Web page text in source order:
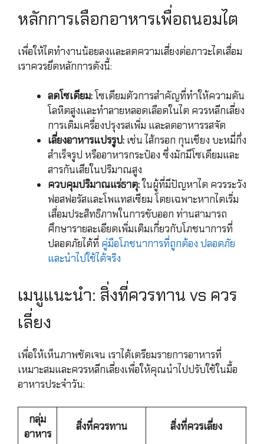
หลักการเลือกอาหารเพื่อถนอมไต
เพื่อให้ไตทำงานน้อยลงและลดความเสี่ยงต่อภาวะไตเสื่อม
เราควรยึดหลักการดังนี้:
ลดโซเดียม:โซเดียมตัวการสำคัญที่ทำให้ความดัน
โลหิตสูงและทำลายหลอดเลือดในไต ควรหลีกเลี่ยง
การเติมเครื่องปรุงรสเพิ่ม และลดอาหารรสจัด
เลี่ยงอาหารแปรรูป: เช่น ไส้กรอก กุนเชียง บะหมี่กึ่ง
สำเร็จรูป หรืออาหารกระป๋อง ซึ่งมักมีโซเดียมและ
สารกันเสียในปริมาณสูง
ควบคุมปริมาณแร่ธาตุ:ในผู้ที่มีปัญหาไต ควรระวัง
ฟอสฟอรัสและโพแทสเซียม โดยเฉพาะหากไตเริ่ม
เสื่อมประสิทธิภาพในการขับออก ท่านสามารถ
ศึกษารายละเอียดเพิ่มเติมเกี่ยวกับโภชนาการที่
ปลอดภัยได้ที่ คู่มือโภชนาการที่ถูกต้อง ปลอดภัย
และนำไปใช้ได้จริง
เมนูแนะนำ: สิ่งที่ควรทาน vs ควร
เลี่ยง
เพื่อให้เห็นภาพชัดเจน เราได้เตรียมรายการอาหารที่
เหมาะสมและควรหลีกเลี่ยงเพื่อให้คุณนำไปปรับใช้ในมื้อ
อาหารประจำวัน:
กลุ่ม
อาหาร
สิ่งที่ควรทาน สิ่งที่ควรเลี่ยง